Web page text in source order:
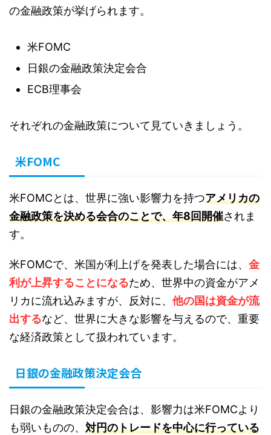
の金融政策が挙げられます。
米FOMC
日銀の金融政策決定会合
ECB理事会
それぞれの金融政策について見ていきましょう。
米FOMC
米FOMCとは、世界に強い影響力を持つアメリカの
金融政策を決める会合のことで、年8回開催されま
す。
米FOMCで、米国が利上げを発表した場合には、 金
利が上昇することになるため、世界中の資金がアメ
リカに流れ込みますが、反対に、 他の国は資金が流
出するなど、世界に大きな影響を与えるので、重要
な経済政策として扱われています。
日銀の金融政策決定会合
日銀の金融政策決定会合は、影響力は米FOMCより
も弱いものの、 対円のトレードを中心に行っている